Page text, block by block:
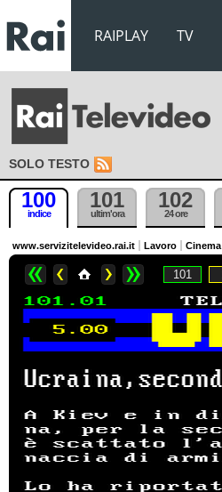
RAIPLAY TV
SOLO TESTO
100
indice
101
ultim'ora
102
24 ore
www.servizitelevideo.rai.it Lavoro Cinema